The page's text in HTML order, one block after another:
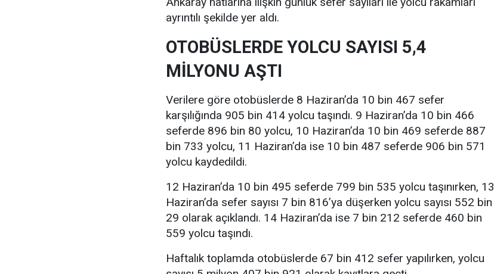
ayrıntılı şekilde yer aldı.
OTOBÜSLERDE YOLCU SAYISI 5,4
MİLYONU AŞTI
Verilere göre otobüslerde 8 Haziran’da 10 bin 467 sefer
karşılığında 905 bin 414 yolcu taşındı. 9 Haziran’da 10 bin 466
seferde 896 bin 80 yolcu, 10 Haziran’da 10 bin 469 seferde 887
bin 733 yolcu, 11 Haziran’da ise 10 bin 487 seferde 906 bin 571
yolcu kaydedildi.
12 Haziran’da 10 bin 495 seferde 799 bin 535 yolcu taşınırken, 13
Haziran’da sefer sayısı 7 bin 816’ya düşerken yolcu sayısı 552 bin
29 olarak açıklandı. 14 Haziran’da ise 7 bin 212 seferde 460 bin
559 yolcu taşındı.
Haftalık toplamda otobüslerde 67 bin 412 sefer yapılırken, yolcu